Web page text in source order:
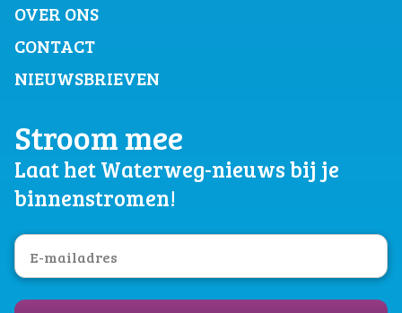
OVER ONS
CONTACT
NIEUWSBRIEVEN
Stroom mee
Laat het Waterweg-nieuws bij je
binnenstromen!